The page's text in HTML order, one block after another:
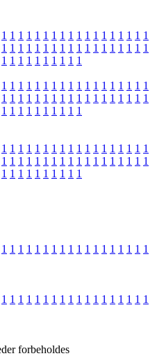
1 1 1 1 1 1 1 1 1 1 1 1 1 1 1 1 1 1
1 1 1 1 1 1 1 1 1 1 1 1 1 1 1 1 1 1
1 1 1 1 1 1 1 1 1 1
1 1 1 1 1 1 1 1 1 1 1 1 1 1 1 1 1 1
1 1 1 1 1 1 1 1 1 1 1 1 1 1 1 1 1 1
1 1 1 1 1 1 1 1 1 1
1 1 1 1 1 1 1 1 1 1 1 1 1 1 1 1 1 1
1 1 1 1 1 1 1 1 1 1 1 1 1 1 1 1 1 1
1 1 1 1 1 1 1 1 1 1
1 1 1 1 1 1 1 1 1 1 1 1 1 1 1 1 1 1
1 1 1 1 1 1 1 1 1 1 1 1 1 1 1 1 1 1
forbeholdes